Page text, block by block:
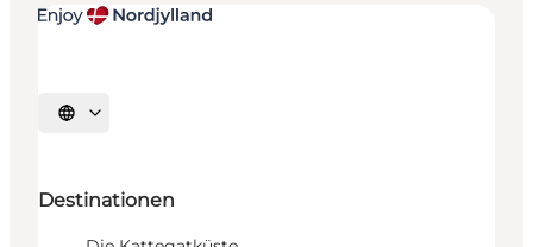
Sprache auswählen
Destinationen